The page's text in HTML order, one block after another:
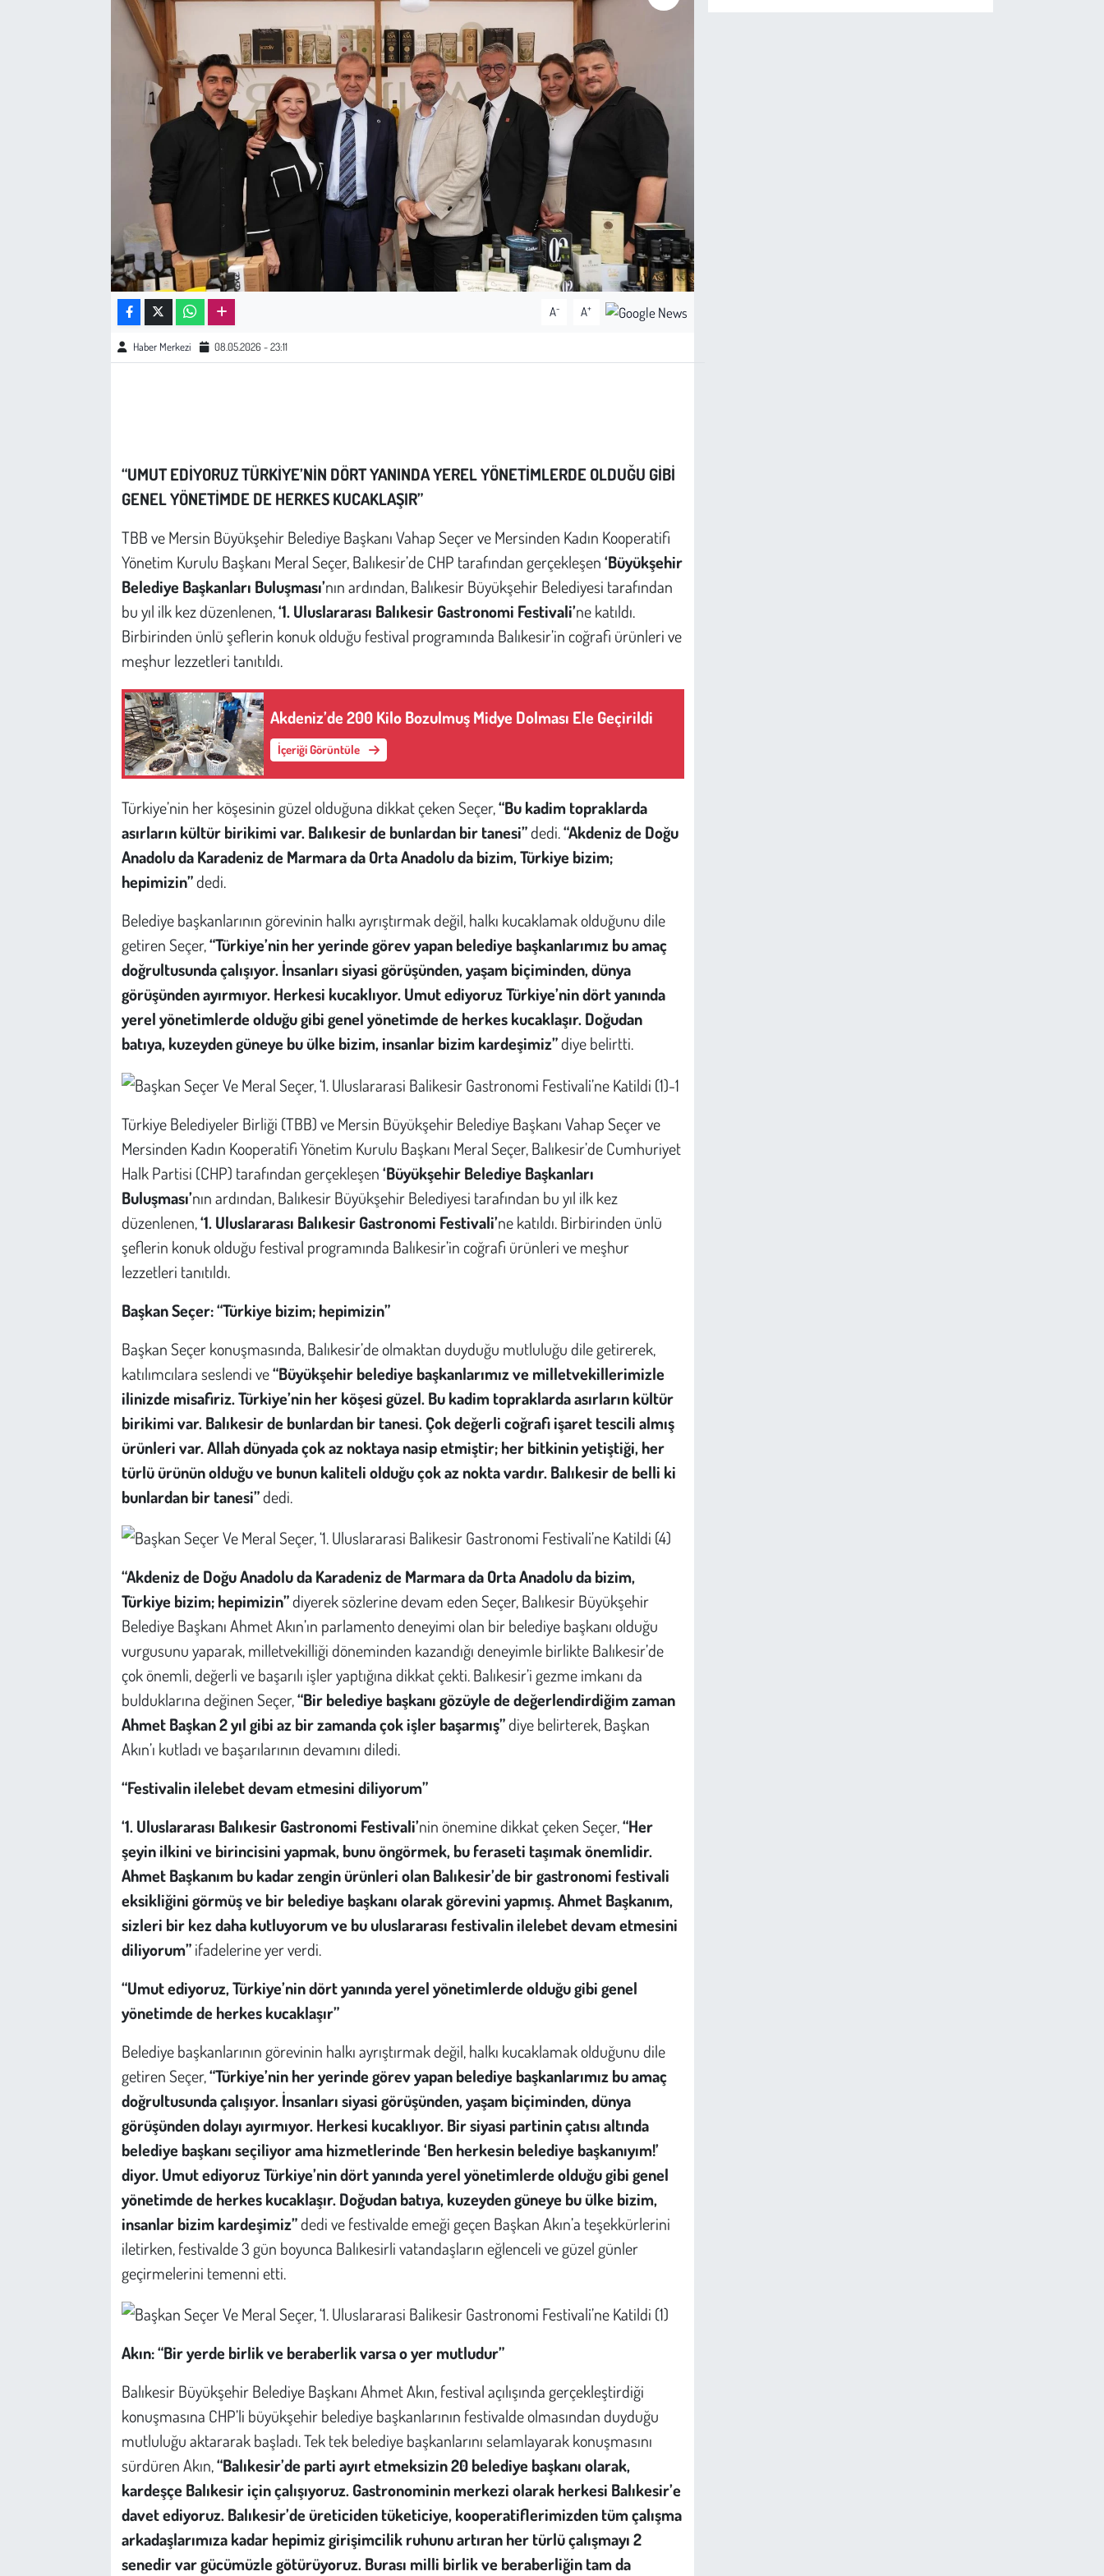
A- A+
Haber Merkezi 08.05.2026 - 23:11
“UMUT EDİYORUZ TÜRKİYE’NİN DÖRT YANINDA YEREL YÖNETİMLERDE OLDUĞU GİBİ
GENEL YÖNETİMDE DE HERKES KUCAKLAŞIR”
TBB ve Mersin Büyükşehir Belediye Başkanı Vahap Seçer ve Mersinden Kadın Kooperatifi
Yönetim Kurulu Başkanı Meral Seçer, Balıkesir’de CHP tarafından gerçekleşen‘Büyükşehir
Belediye Başkanları Buluşması’nın ardından, Balıkesir Büyükşehir Belediyesi tarafından
bu yıl ilk kez düzenlenen,‘1. Uluslararası Balıkesir Gastronomi Festivali’ne katıldı.
Birbirinden ünlü şeflerin konuk olduğu festival programında Balıkesir’in coğrafi ürünleri ve
meşhur lezzetleri tanıtıldı.
Akdeniz’de 200 Kilo Bozulmuş Midye Dolması Ele Geçirildi
İçeriği Görüntüle
Türkiye’nin her köşesinin güzel olduğuna dikkat çeken Seçer,“Bu kadim topraklarda
asırların kültür birikimi var. Balıkesir de bunlardan bir tanesi”dedi.“Akdeniz de Doğu
Anadolu da Karadeniz de Marmara da Orta Anadolu da bizim, Türkiye bizim;
hepimizin”dedi.
Belediye başkanlarının görevinin halkı ayrıştırmak değil, halkı kucaklamak olduğunu dile
getiren Seçer,“Türkiye’nin her yerinde görev yapan belediye başkanlarımız bu amaç
doğrultusunda çalışıyor. İnsanları siyasi görüşünden, yaşam biçiminden, dünya
görüşünden ayırmıyor. Herkesi kucaklıyor. Umut ediyoruz Türkiye’nin dört yanında
yerel yönetimlerde olduğu gibi genel yönetimde de herkes kucaklaşır. Doğudan
batıya, kuzeyden güneye bu ülke bizim, insanlar bizim kardeşimiz”diye belirtti.
Türkiye Belediyeler Birliği (TBB) ve Mersin Büyükşehir Belediye Başkanı Vahap Seçer ve
Mersinden Kadın Kooperatifi Yönetim Kurulu Başkanı Meral Seçer, Balıkesir’de Cumhuriyet
Halk Partisi (CHP) tarafından gerçekleşen‘Büyükşehir Belediye Başkanları
Buluşması’nın ardından, Balıkesir Büyükşehir Belediyesi tarafından bu yıl ilk kez
düzenlenen,‘1. Uluslararası Balıkesir Gastronomi Festivali’ne katıldı. Birbirinden ünlü
şeflerin konuk olduğu festival programında Balıkesir’in coğrafi ürünleri ve meşhur
lezzetleri tanıtıldı.
Başkan Seçer: “Türkiye bizim; hepimizin”
Başkan Seçer konuşmasında, Balıkesir’de olmaktan duyduğu mutluluğu dile getirerek,
katılımcılara seslendi ve“Büyükşehir belediye başkanlarımız ve milletvekillerimizle
ilinizde misafiriz. Türkiye’nin her köşesi güzel. Bu kadim topraklarda asırların kültür
birikimi var. Balıkesir de bunlardan bir tanesi. Çok değerli coğrafi işaret tescili almış
ürünleri var. Allah dünyada çok az noktaya nasip etmiştir; her bitkinin yetiştiği, her
türlü ürünün olduğu ve bunun kaliteli olduğu çok az nokta vardır. Balıkesir de belli ki
bunlardan bir tanesi”dedi.
“Akdeniz de Doğu Anadolu da Karadeniz de Marmara da Orta Anadolu da bizim,
Türkiye bizim; hepimizin”diyerek sözlerine devam eden Seçer, Balıkesir Büyükşehir
Belediye Başkanı Ahmet Akın’ın parlamento deneyimi olan bir belediye başkanı olduğu
vurgusunu yaparak, milletvekilliği döneminden kazandığı deneyimle birlikte Balıkesir’de
çok önemli, değerli ve başarılı işler yaptığına dikkat çekti. Balıkesir’i gezme imkanı da
bulduklarına değinen Seçer,“Bir belediye başkanı gözüyle de değerlendirdiğim zaman
Ahmet Başkan 2 yıl gibi az bir zamanda çok işler başarmış”diye belirterek, Başkan
Akın’ı kutladı ve başarılarının devamını diledi.
“Festivalin ilelebet devam etmesini diliyorum”
‘1. Uluslararası Balıkesir Gastronomi Festivali’nin önemine dikkat çeken Seçer,“Her
şeyin ilkini ve birincisini yapmak, bunu öngörmek, bu feraseti taşımak önemlidir.
Ahmet Başkanım bu kadar zengin ürünleri olan Balıkesir’de bir gastronomi festivali
eksikliğini görmüş ve bir belediye başkanı olarak görevini yapmış. Ahmet Başkanım,
sizleri bir kez daha kutluyorum ve bu uluslararası festivalin ilelebet devam etmesini
diliyorum”ifadelerine yer verdi.
“Umut ediyoruz, Türkiye’nin dört yanında yerel yönetimlerde olduğu gibi genel
yönetimde de herkes kucaklaşır”
Belediye başkanlarının görevinin halkı ayrıştırmak değil, halkı kucaklamak olduğunu dile
getiren Seçer,“Türkiye’nin her yerinde görev yapan belediye başkanlarımız bu amaç
doğrultusunda çalışıyor. İnsanları siyasi görüşünden, yaşam biçiminden, dünya
görüşünden dolayı ayırmıyor. Herkesi kucaklıyor. Bir siyasi partinin çatısı altında
belediye başkanı seçiliyor ama hizmetlerinde‘Ben herkesin belediye başkanıyım!’
diyor. Umut ediyoruz Türkiye’nin dört yanında yerel yönetimlerde olduğu gibi genel
yönetimde de herkes kucaklaşır. Doğudan batıya, kuzeyden güneye bu ülke bizim,
insanlar bizim kardeşimiz”dedi ve festivalde emeği geçen Başkan Akın’a teşekkürlerini
iletirken, festivalde 3 gün boyunca Balıkesirli vatandaşların eğlenceli ve güzel günler
geçirmelerini temenni etti.
Akın: “Bir yerde birlik ve beraberlik varsa o yer mutludur”
Balıkesir Büyükşehir Belediye Başkanı Ahmet Akın, festival açılışında gerçekleştirdiği
konuşmasına CHP’li büyükşehir belediye başkanlarının festivalde olmasından duyduğu
mutluluğu aktararak başladı. Tek tek belediye başkanlarını selamlayarak konuşmasını
sürdüren Akın,“Balıkesir’de parti ayırt etmeksizin 20 belediye başkanı olarak,
kardeşçe Balıkesir için çalışıyoruz. Gastronominin merkezi olarak herkesi Balıkesir’e
davet ediyoruz. Balıkesir’de üreticiden tüketiciye, kooperatiflerimizden tüm çalışma
arkadaşlarımıza kadar hepimiz girişimcilik ruhunu artıran her türlü çalışmayı 2
senedir var gücümüzle götürüyoruz. Burası milli birlik ve beraberliğin tam da
Bilim - Teknoloji
İnsan Hakları
Hayvan Hakları
Günün İçinden